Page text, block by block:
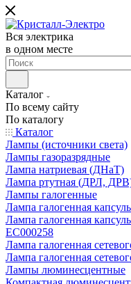
Вся электрика
в одном месте
Каталог
По всему сайту
По каталогу
Каталог
Лампы (источники света)
Лампы газоразрядные
Лампа натриевая (ДНаТ)
Лампа ртутная (ДРЛ,
Лампы галогенные
Лампа галогенная
Лампа галогенная
EC000258
Лампа галогенная
Лампа галогенная
Лампы люминесцентные